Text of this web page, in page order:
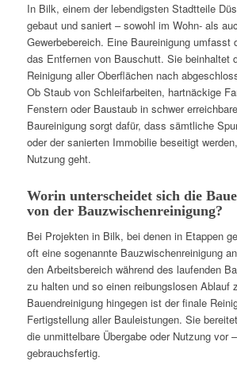
In Bilk, einem der lebendigsten Stadtteile
gebaut und saniert – sowohl im Wohn- als
Gewerbebereich. Eine Baureinigung umfasst
das Entfernen von Bauschutt. Sie beinhaltet
Reinigung aller Oberflächen nach
Ob Staub von Schleifarbeiten, hartnäckige
Fenstern oder Baustaub in schwer
Baureinigung sorgt dafür, dass sämtliche
oder der sanierten Immobilie beseitigt
Nutzung geht.
Worin unterscheidet sich die
von der Bauzwischenreinigung?
Bei Projekten in Bilk, bei denen in Etappen
oft eine sogenannte Bauzwischenreinigung
den Arbeitsbereich während des laufenden
zu halten und so einen reibungslosen Ablauf
Bauendreinigung hingegen ist der finale
Fertigstellung aller Bauleistungen. Sie
die unmittelbare Übergabe oder Nutzung vor
gebrauchsfertig.